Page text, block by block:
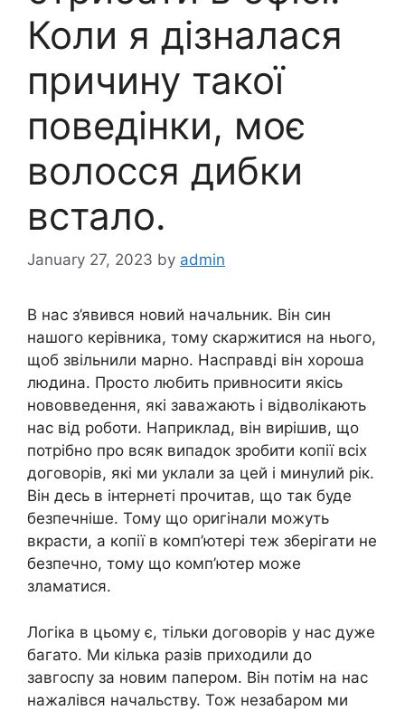
Коли я дізналася
причину такої
поведінки, моє
волосся дибки
встало.
January 27, 2023 by admin
В нас з’явився новий начальник. Він син
нашого керівника, тому скаржитися на нього,
щоб звільнили марно. Насправді він хороша
людина. Просто любить привносити якісь
нововведення, які заважають і відволікають
нас від роботи. Наприклад, він вирішив, що
потрібно про всяк випадок зробити копії всіх
договорів, які ми уклали за цей і минулий рік.
Він десь в інтернеті прочитав, що так буде
безпечніше. Тому що оригінали можуть
вкрасти, а копії в комп’ютері теж зберігати не
безпечно, тому що комп’ютер може
зламатися.
Логіка в цьому є, тільки договорів у нас дуже
багато. Ми кілька разів приходили до
завгоспу за новим папером. Він потім на нас
нажалівся начальству. Тож незабаром ми